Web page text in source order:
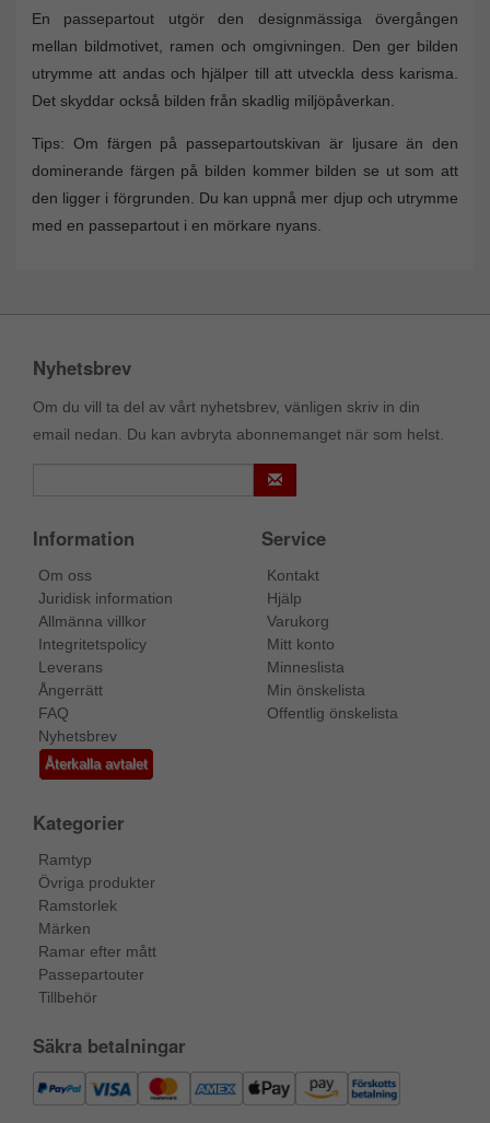
En passepartout utgör den designmässiga övergången
mellan bildmotivet, ramen och omgivningen. Den ger bilden
utrymme att andas och hjälper till att utveckla dess karisma.
Det skyddar också bilden från skadlig miljöpåverkan.
Tips: Om färgen på passepartoutskivan är ljusare än den
dominerande färgen på bilden kommer bilden se ut som att
den ligger i förgrunden. Du kan uppnå mer djup och utrymme
med en passepartout i en mörkare nyans.
Nyhetsbrev
Om du vill ta del av vårt nyhetsbrev, vänligen skriv in din
email nedan. Du kan avbryta abonnemanget när som helst.
Information
Om oss
Juridisk information
Allmänna villkor
Integritetspolicy
Leverans
Ångerrätt
FAQ
Nyhetsbrev
Återkalla avtalet
Service
Kontakt
Hjälp
Varukorg
Mitt konto
Minneslista
Min önskelista
Offentlig önskelista
Kategorier
Ramtyp
Övriga produkter
Ramstorlek
Märken
Ramar efter mått
Passepartouter
Tillbehör
Säkra betalningar